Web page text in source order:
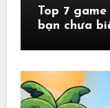
Top 7
bạn chưa